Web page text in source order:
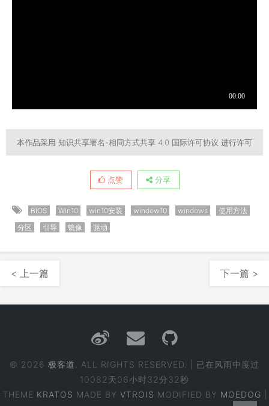
本作品采用 知识共享署名-相同方式共享 4.0 国际许可协议 进行许可
点赞 分享
BIOS Win10 win10安装 window10 windows
使用方法
分区
引导 镜像 驱动
< 上一篇 下一篇 >
© 2026 极客道
. ALL RIGHTS RESERVED. | 已在风雨中度过
10082天06小时32分32秒
THEME KRATOS MADE BY VTROIS MODIFIED BY MOEDOG